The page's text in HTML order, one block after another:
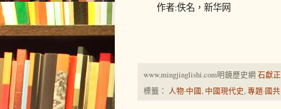
作者:佚名，新华网
www.mingjinglishi.com明鏡歷史網 石獻正
標籤： 人物·中國, 中國現代史,專題·國共